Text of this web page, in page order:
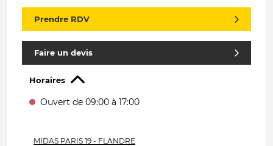
Prendre RDV
Faire un devis
Horaires
Ouvert de 09:00 à 17:00
MIDAS PARIS 19 - FLANDRE